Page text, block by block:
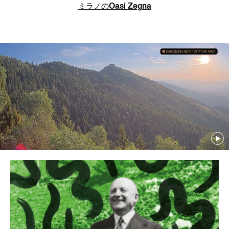
ミラノのOasi Zegna